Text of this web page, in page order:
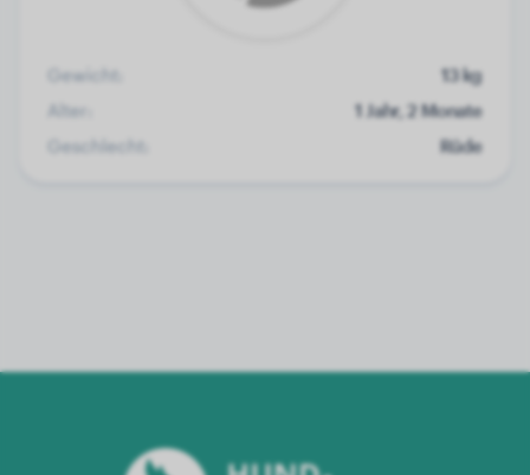
Gewicht:
13 kg
Alter:
1 Jahr, 2 Monate
Geschlecht:
Rüde